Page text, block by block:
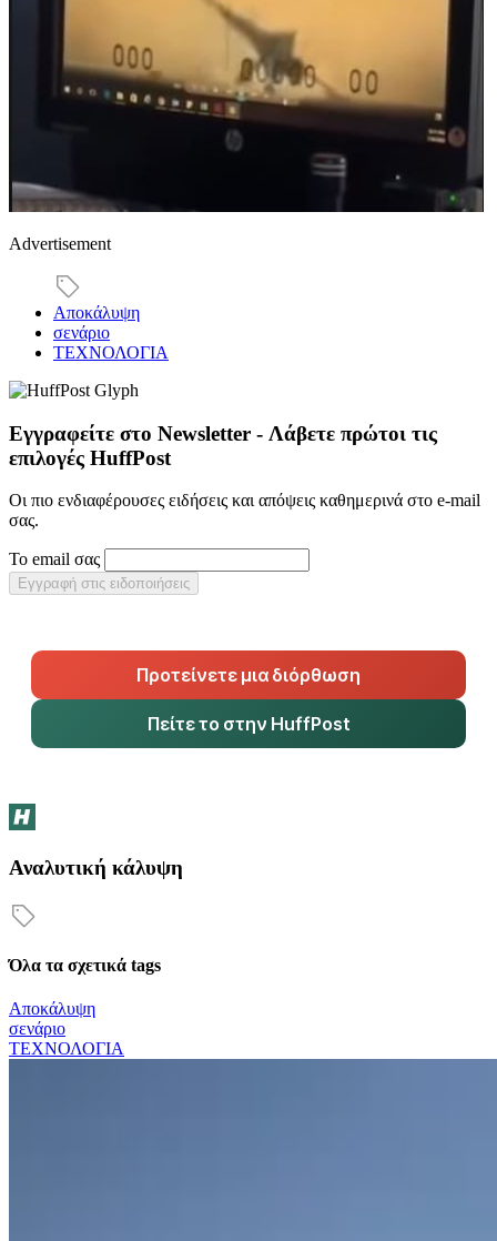
Advertisement
Αποκάλυψη
σενάριο
ΤΕΧΝΟΛΟΓΙΑ
Εγγραφείτε στο Newsletter - Λάβετε πρώτοι τις
επιλογές HuffPost
Οι πιο ενδιαφέρουσες ειδήσεις και απόψεις καθημερινά στο e-mail
σας.
Το email σας
Εγγραφή στις ειδοποιήσεις
Προτείνετε μια διόρθωση
Πείτε το στην HuffPost
Αναλυτική κάλυψη
Όλα τα σχετικά tags
Αποκάλυψη
σενάριο
ΤΕΧΝΟΛΟΓΙΑ